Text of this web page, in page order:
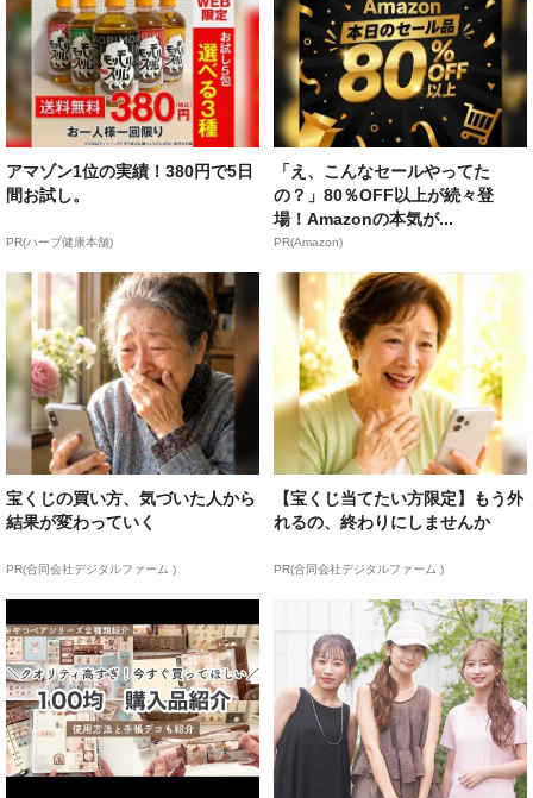
アマゾン1位の実績！380円で5日
間お試し。
PR(ハーブ健康本舗)
「え、こんなセールやってた
の？」80％OFF以上が続々登
場！Amazonの本気が...
PR(Amazon)
宝くじの買い方、気づいた人から
結果が変わっていく
PR(合同会社デジタルファーム )
【宝くじ当てたい方限定】もう外
れるの、終わりにしませんか
PR(合同会社デジタルファーム )